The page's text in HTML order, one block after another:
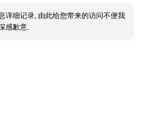
详细记录, 由此给您带来的访问不便我
感歉意.